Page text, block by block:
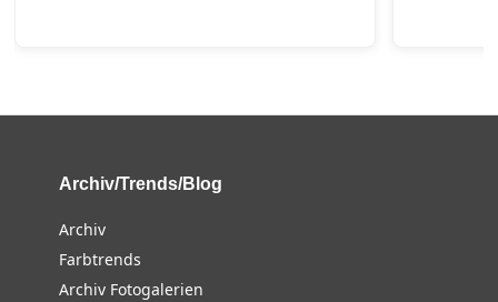
Archiv/Trends/Blog
Archiv
Farbtrends
Archiv Fotogalerien